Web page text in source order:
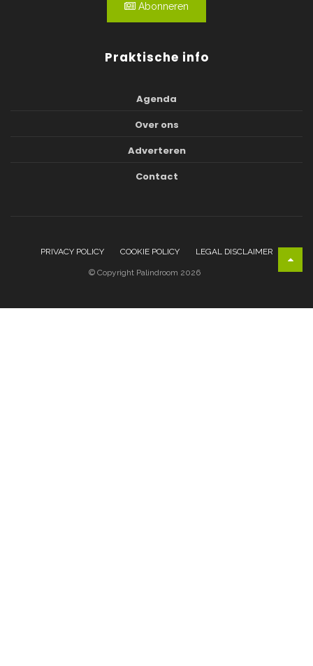
Abonneren
Praktische info
Agenda
Over ons
Adverteren
Contact
PRIVACY POLICY COOKIE POLICY LEGAL DISCLAIMER
© Copyright Palindroom 2026